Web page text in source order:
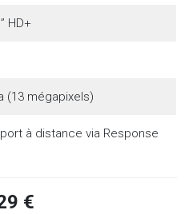
HD+
(13 mégapixels)
à distance via Response
€